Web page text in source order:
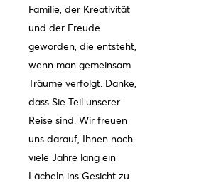
Familie, der Kreativität
und der Freude
geworden, die entsteht,
wenn man gemeinsam
Träume verfolgt. Danke,
dass Sie Teil unserer
Reise sind. Wir freuen
uns darauf, Ihnen noch
viele Jahre lang ein
Lächeln ins Gesicht zu